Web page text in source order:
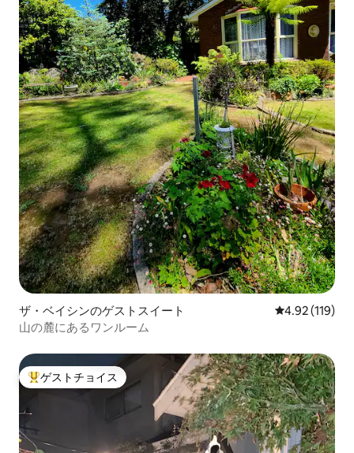
ザ・ベイシンのゲストスイート レビュー119
4.92 (119)
山の麓にあるワンルーム
大好評のゲストチョイスです。
ゲストチョイス